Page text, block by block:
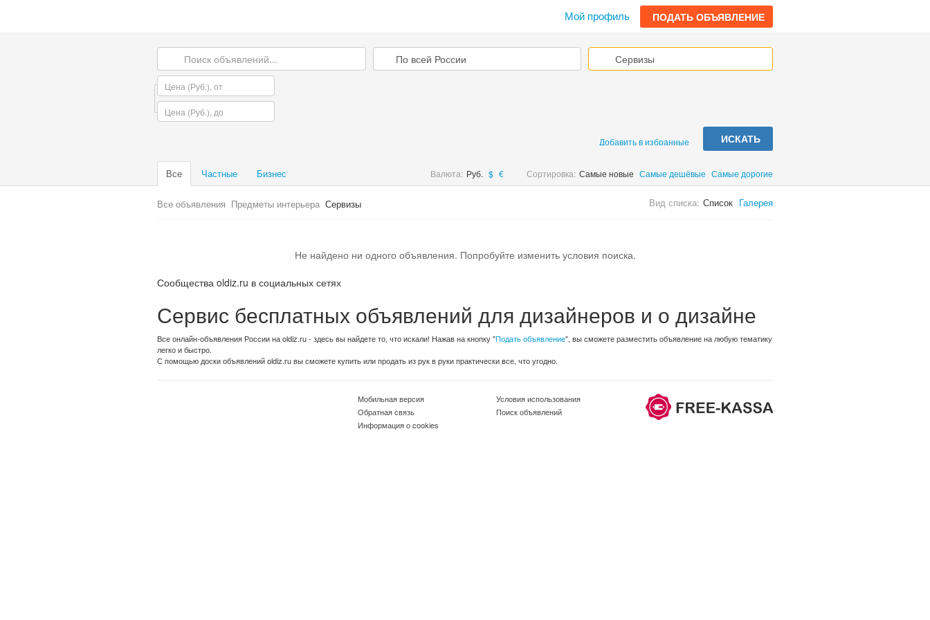
ПОДАТЬ ОБЪЯВЛЕНИЕ
Мой профиль
Добавить в избранные ИСКАТЬ
Все Частные Бизнес Валюта: Руб. $ € Сортировка: Самые новые Самые дешёвые Самые дорогие
Все объявления Предметы интерьера Сервизы Вид списка: Список Галерея
Не найдено ни одного объявления. Попробуйте изменить условия поиска.
Сообщества oldiz.ru в социальных сетях
Сервис бесплатных объявлений для дизайнеров и о дизайне
Все онлайн-объявления России на oldiz.ru - здесь вы найдете то, что искали! Нажав на кнопку "Подать объявление", вы сможете разместить объявление на любую тематику
легко и быстро.
С помощью доски объявлений oldiz.ru вы сможете купить или продать из рук в руки практически все, что угодно.
Мобильная версия
Обратная связь
Информация о cookies
Условия использования
Поиск объявлений